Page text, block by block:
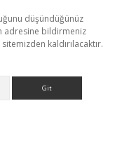
düşündüğünüz
adresine bildirmeniz
kaldırılacaktır.